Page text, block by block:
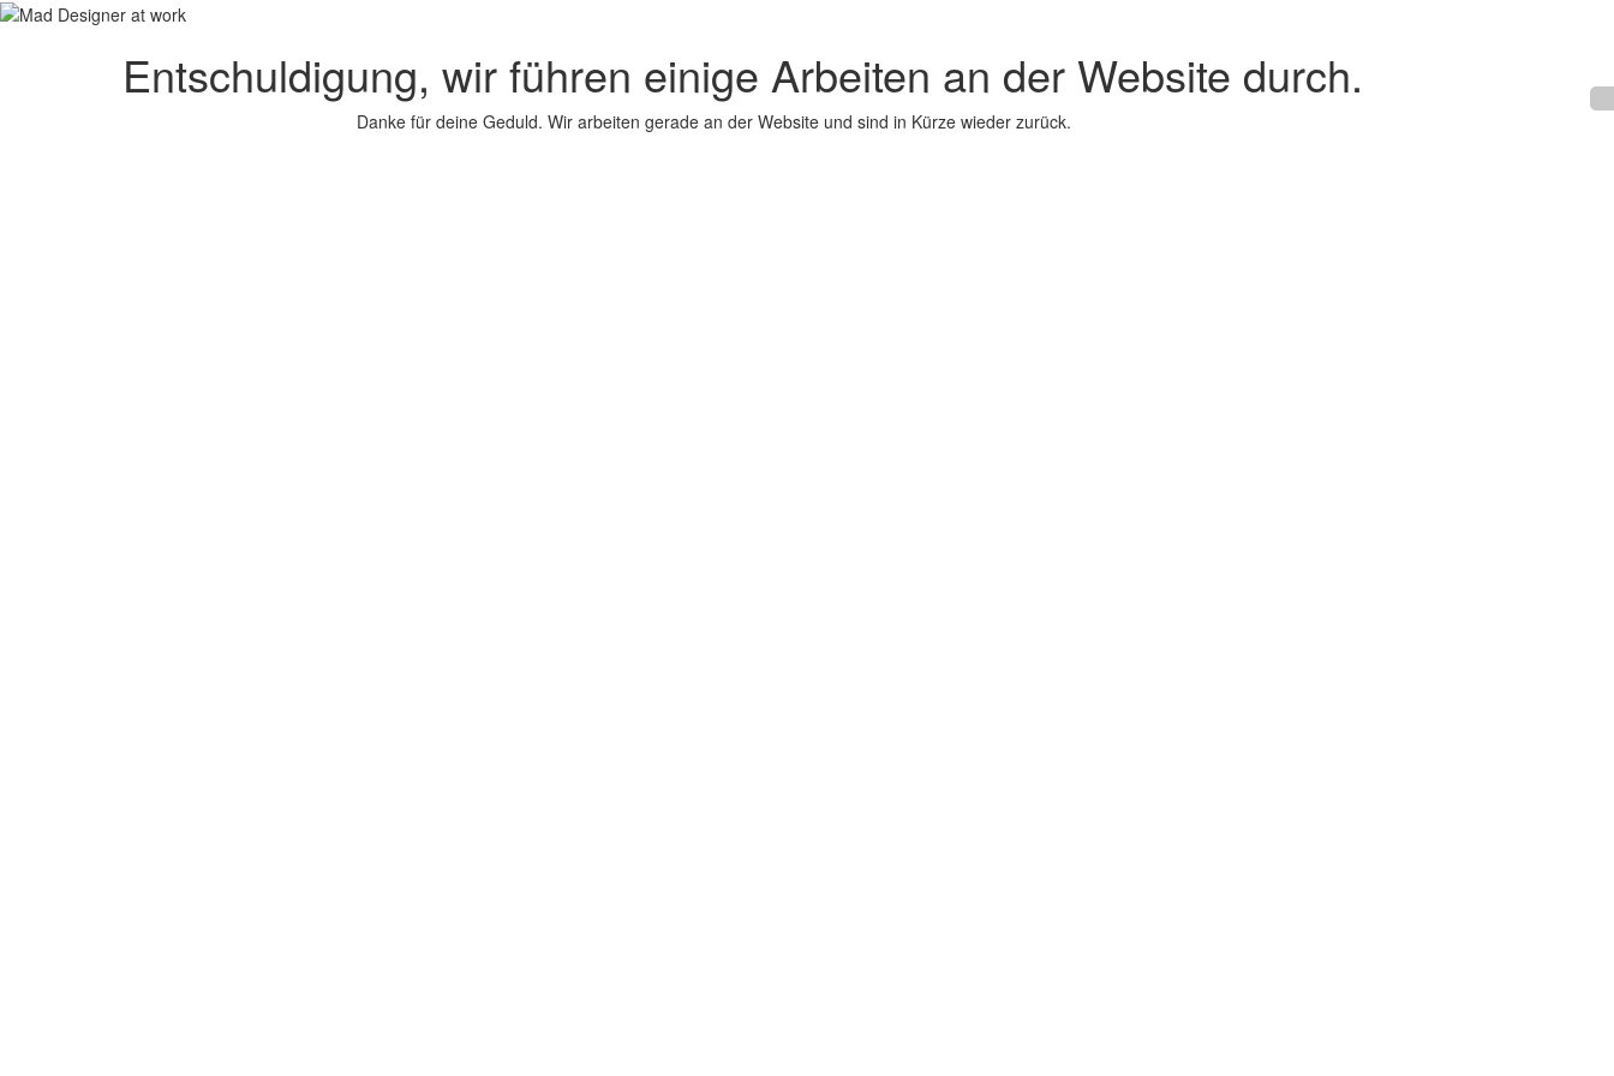
Entschuldigung, wir führen einige Arbeiten an der Website durch.
Danke für deine Geduld. Wir arbeiten gerade an der Website und sind in Kürze wieder zurück.